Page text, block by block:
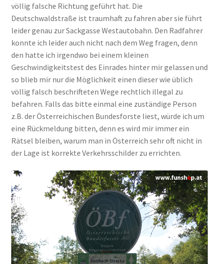
völlig falsche Richtung geführt hat. Die
Deutschwaldstraße ist traumhaft zu fahren aber sie führt
leider genau zur Sackgasse Westautobahn. Den Radfahrer
konnte ich leider auch nicht nach dem Weg fragen, denn
den hatte ich irgendwo bei einem kleinen
Geschwindigkeitstest des Einrades hinter mir gelassen und
so blieb mir nur die Möglichkeit einen dieser wie üblich
völlig falsch beschrifteten Wege rechtlich illegal zu
befahren. Falls das bitte einmal eine zuständige Person
z.B. der Österreichischen Bundesforste liest, würde ich um
eine Rückmeldung bitten, denn es wird mir immer ein
Rätsel bleiben, warum man in Österreich sehr oft nicht in
der Lage ist korrekte Verkehrsschilder zu errichten.